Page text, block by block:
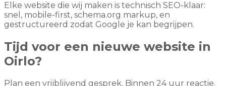
Elke website die wij maken is technisch SEO-klaar:
snel, mobile-first, schema.org markup, en
gestructureerd zodat Google je kan begrijpen.
Tijd voor een nieuwe website in
Oirlo?
Plan een vrijblijvend gesprek. Binnen 24 uur reactie.